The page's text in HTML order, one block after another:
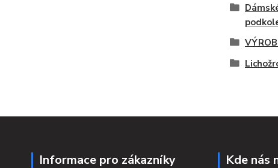
Informace pro zákazníky Kde nás